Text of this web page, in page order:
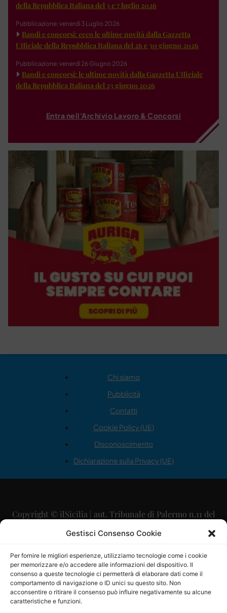
Gestisci Consenso Cookie
Per fornire le migliori esperienze, utilizziamo tecnologie come i cookie
per memorizzare e/o accedere alle informazioni del dispositivo. Il
consenso a queste tecnologie ci permetterà di elaborare dati come il
comportamento di navigazione o ID unici su questo sito. Non
acconsentire o ritirare il consenso può influire negativamente su alcune
caratteristiche e funzioni.
della Repubblica Italiana del 3 e 7 luglio 2026
Pubblicazione: venerdì 3 Luglio 2026
Bandi e concorsi: ecco le ultime novità dalla Gazzetta
Ufficiale della Repubblica Italiana del 26 e 30 giugno 2026
Pubblicazione: venerdì 26 Giugno 2026
Bandi e concorsi: le ultime novità dalla Gazzetta Ufficiale
della Repubblica Italiana del 23 giugno 2026
Entra nell'Archivio Lavoro & Concorsi
Chi siamo
Pubblicità
Contatti
Cookie Policy (UE)
Disconoscimento
Dichiarazione sulla Privacy (UE)
Copyright © ilSicilia | aut. Tribunale di Palermo n.11 del
29/09/2015
Direttore Editoriale: Maurizio Scaglione
Direttore Responsabile: Maria Calabrese